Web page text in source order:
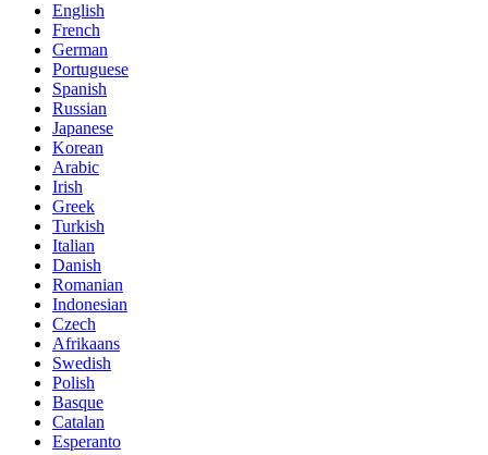
English
French
German
Portuguese
Spanish
Russian
Japanese
Korean
Arabic
Irish
Greek
Turkish
Italian
Danish
Romanian
Indonesian
Czech
Afrikaans
Swedish
Polish
Basque
Catalan
Esperanto